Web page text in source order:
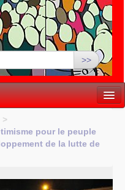
>>
>
pour le peuple
de la lutte de